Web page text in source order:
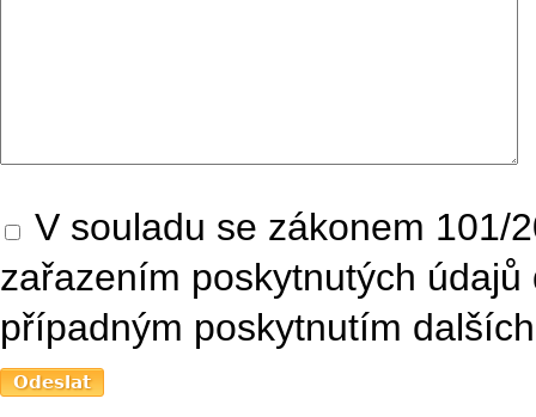
V souladu se zákonem 101/
zařazením poskytnutých
případným poskytnutím